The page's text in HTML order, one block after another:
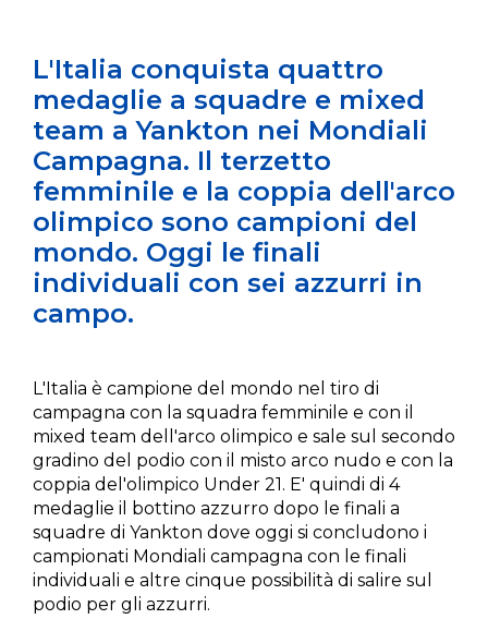
L'Italia conquista quattro
medaglie a squadre e mixed
team a Yankton nei Mondiali
Campagna. Il terzetto
femminile e la coppia dell'arco
olimpico sono campioni del
mondo. Oggi le finali
individuali con sei azzurri in
campo.
L'Italia è campione del mondo nel tiro di
campagna con la squadra femminile e con il
mixed team dell'arco olimpico e sale sul secondo
gradino del podio con il misto arco nudo e con la
coppia del'olimpico Under 21. E' quindi di 4
medaglie il bottino azzurro dopo le finali a
squadre di Yankton dove oggi si concludono i
campionati Mondiali campagna con le finali
individuali e altre cinque possibilità di salire sul
podio per gli azzurri.